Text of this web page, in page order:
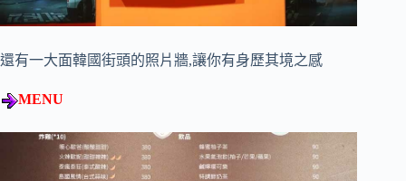
還有一大面韓國街頭的照片牆,讓你有身歷其境之感
MENU